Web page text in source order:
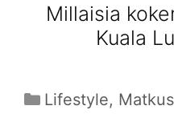
Millaisia
Kuala
Kategoriat
Lifestyle,